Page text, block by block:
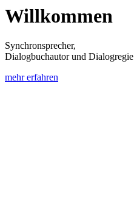
Willkommen
Synchronsprecher,
Dialogbuchautor und Dialogregie
mehr erfahren